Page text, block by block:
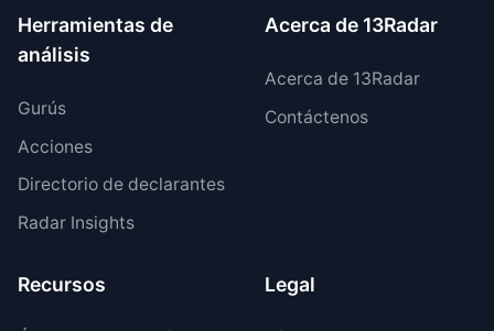
Herramientas de
análisis
Gurús
Acciones
Directorio de declarantes
Radar Insights
Acerca de 13Radar
Acerca de 13Radar
Contáctenos
Recursos Legal